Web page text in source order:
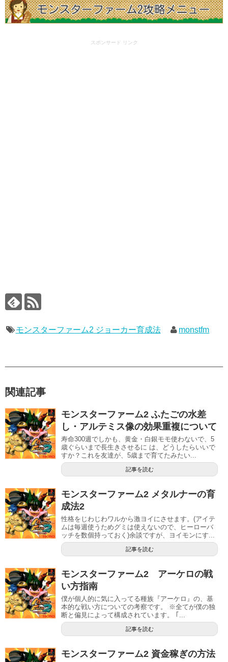
スポンサード リンク
モンスターファーム2 ジョーカー育成法 monstfm
関連記事
モンスターファーム2 ふたごの水差
し・アルテミス像の効果重複について
寿命300週でしかも、黄金・白銀モモ使わないで、5
歳ぐらいまで長生きさせるに は、どうしたらいいで
すか？これを友達が、5歳まで育てたみたい...
記事を読む
モンスターファーム2 メタルナーの育
成法2
性格をじわじわワルから激ヨイにさせます。(アイテ
ムは毎週使うためグミは使えないので、ヒーローバ
ッチを数個持っておく)余談ですが、ヨイモンにす...
記事を読む
モンスターファーム2 アーケロの戦
い方指南
僕が個人的に気に入ってる種族『アーケロ』の、基
本的な戦い方についての考察です。 ※全てが僕の独
断と偏見によって構成されています。 ｢...
記事を読む
モンスターファーム2 資金稼ぎの方法